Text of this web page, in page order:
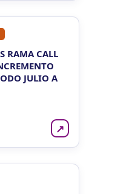
RAMA CALL
JULIO A
↗